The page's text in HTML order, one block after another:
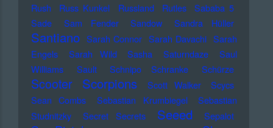
Rush
Russ Kunkel Russland Rutles
Sababa 5
Sade
Sam Fender Sandow Sandra Hüller
Santiano Sarah Connor Sarah Davachi Sarah
Engels
Sarah Wild Sasha Saturndaze
Saul
Williams
Sault Schnipo Schranke Schürze
Scooter Scorpions Scott Walker
Scycs
Sean Combs
Sebastian Krumbiegel
Sebastian
Studnitzky
Secret Secrets Seeed Sepalot